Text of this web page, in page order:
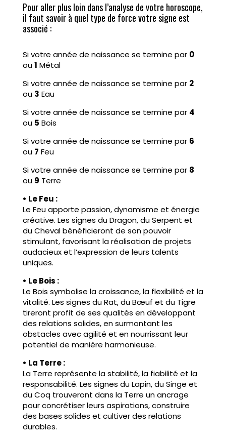
Pour aller plus loin dans l’analyse de votre horoscope,
il faut savoir à quel type de force votre signe est
associé :
Si votre année de naissance se termine par 0
ou1 Métal
Si votre année de naissance se termine par 2
ou 3 Eau
Si votre année de naissance se termine par 4
ou 5 Bois
Si votre année de naissance se termine par 6
ou 7 Feu
Si votre année de naissance se termine par 8
ou 9 Terre
• Le Feu :
Le Feu apporte passion, dynamisme et énergie
créative. Les signes du Dragon, du Serpent et
du Cheval bénéficieront de son pouvoir
stimulant, favorisant la réalisation de projets
audacieux et l’expression de leurs talents
uniques.
• Le Bois :
Le Bois symbolise la croissance, la flexibilité et la
vitalité. Les signes du Rat, du Bœuf et du Tigre
tireront profit de ses qualités en développant
des relations solides, en surmontant les
obstacles avec agilité et en nourrissant leur
potentiel de manière harmonieuse.
• La Terre :
La Terre représente la stabilité, la fiabilité et la
responsabilité. Les signes du Lapin, du Singe et
du Coq trouveront dans la Terre un ancrage
pour concrétiser leurs aspirations, construire
des bases solides et cultiver des relations
durables.